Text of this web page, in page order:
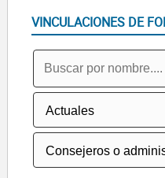
VINCULACIONES DE